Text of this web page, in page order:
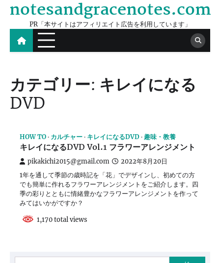
Skip
content
notesandgracenotes.com
PR「本サイトはアフィリエイト広告を利用しています」
カテゴリー: キレイになる
DVD
HOW TO カルチャー キレイになるDVD 趣味・教養
キレイになるDVD Vol.1 フラワーアレンジメント
pikakichi2015@gmail.com 2022年8月20日
1年を通して季節の歳時記を「花」でデザインし、初めての方
でも簡単に作れるフラワーアレンジメントをご紹介します。四
季の彩りとともに情緒豊かなフラワーアレンジメントを作って
みてはいかがですか？
1,170 total views